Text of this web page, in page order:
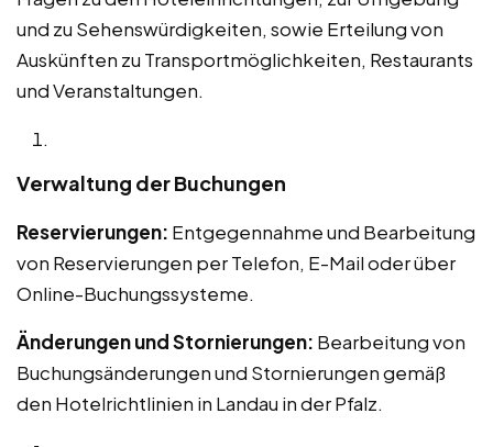
und zu Sehenswürdigkeiten, sowie Erteilung von
Auskünften zu Transportmöglichkeiten, Restaurants
und Veranstaltungen.
Verwaltung der Buchungen
Reservierungen: Entgegennahme und Bearbeitung
von Reservierungen per Telefon, E-Mail oder über
Online-Buchungssysteme.
Änderungen und Stornierungen: Bearbeitung von
Buchungsänderungen und Stornierungen gemäß
den Hotelrichtlinien in Landau in der Pfalz.